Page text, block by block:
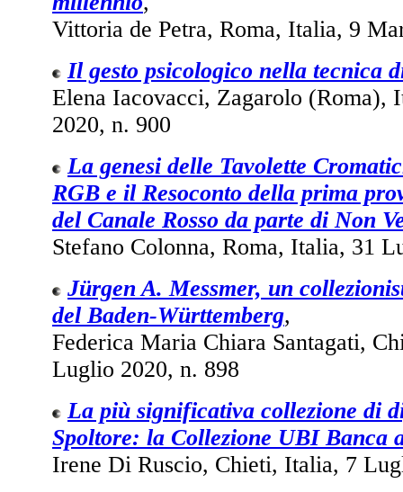
Vittoria de Petra, Roma, Italia, 9
Il gesto psicologico nella tecnica
Elena Iacovacci, Zagarolo (Roma),
2020, n. 900
La genesi delle Tavolette
RGB e il Resoconto della prima
del Canale Rosso da parte di Non
Stefano Colonna, Roma, Italia, 31
Jürgen A. Messmer, un
del Baden-Württemberg,
Federica Maria Chiara Santagati,
Luglio 2020, n. 898
La più significativa collezione di
Spoltore: la Collezione UBI Banca
Irene Di Ruscio, Chieti, Italia, 7